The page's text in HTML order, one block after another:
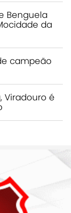
Benguela
da
campeão
Viradouro é